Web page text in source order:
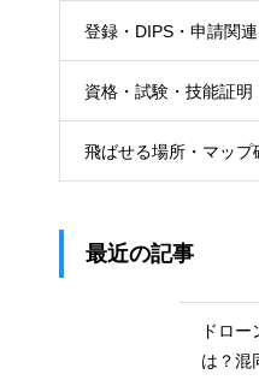
登録・DIPS・申請関連
資格・試験・技能証明
飛ばせる場所・マップ
最近の記事
ドロ
は？混